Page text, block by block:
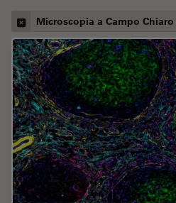
Microscopia a Campo Chiaro